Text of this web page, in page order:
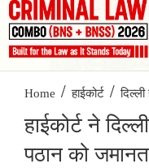
Home / हाईकोर्ट / दिल्ली
हाईकोर्ट ने
पठान को